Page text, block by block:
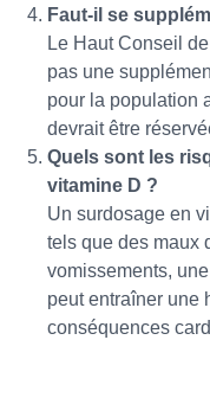
Faut-il se
Le Haut Conseil
pas une
pour la population
devrait être
Quels sont les
vitamine D ?
Un surdosage en
tels que des maux
vomissements,
peut entraîner une
conséquences